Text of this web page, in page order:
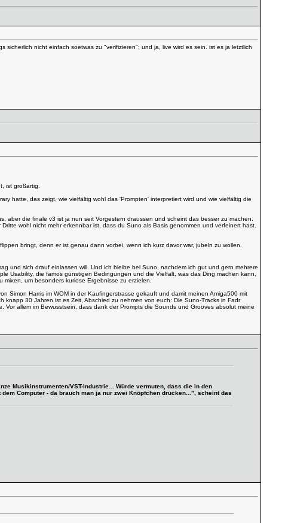
nicht einfach soetwas zu "verifizieren"; und ja, live wird es sein. ist es ja letztlich
ist großartig.
hatte, das zeigt, wie vielfältig wohl das 'Prompten' interpretiert wird und wie vielfältig die
aber die finale v3 ist ja nun seit Vorgestern draussen und scheint das besser zu machen.
wohl nicht mehr erkennbar ist, dass du Suno als Basis genommen und verfeinert hast.
bringt, denn er ist genau dann vorbei, wenn ich kurz davor war, jubeln zu wollen.
und sich drauf einlassen will. Und ich bleibe bei Suno, nachdem ich gut und gern mehrere
Usability, die famos günstigen Bedingungen und die Vielfalt, was das Ding machen kann,
um besonders kuriose Ergebnisse zu erzielen.
Simon Harris im WOM in der Kaufingerstrasse gekauft und damit meinen Amiga500 mit
30 Jahren ist es Zeit, Abschied zu nehmen von euch: Die Suno-Tracks in Fadr
allem im Bewusstsein, dass dank der Prompts die Sounds und Grooves absolut meine
Musikinstrumenten/VST-Industrie... Würde vermuten, dass die in den
Computer - da brauch man ja nur zwei Knöpfchen drücken...", scheint das